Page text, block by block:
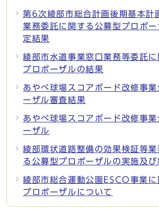
第6次綾部市総合計画後期基本計
業務委託に関する公募型プロポ
定結果
綾部市水道事業窓口業務等委託に
プロポーザルの結果
あやべ球場スコアボード改修事
ーザル審査結果
あやべ球場スコアボード改修事
ーザル
綾部環状道路整備の効果検証等業
る公募型プロポーザルの実施及び
綾部市総合運動公園ESCO事業に
プロポーザルについて